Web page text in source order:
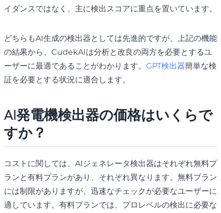
イダンスではなく、主に検出スコアに重点を置いています。
どちらもAI生成の検出器としては先進的ですが、上記の機能
の結果から、CudekAIは分析と改良の両方を必要とするユ
ーザーに最適であることがわかります。 GPT検出器簡単な検
証を必要とする状況に適合します。
AI発電機検出器の価格はいくらで
すか？
コストに関しては、AIジェネレータ検出器はそれぞれ無料プ
ランと有料プランがあり、それぞれ異なります。無料プラン
には制限がありますが、迅速なチェックが必要なユーザーに
適しています。有料プランでは、プロレベルの検出に必要な